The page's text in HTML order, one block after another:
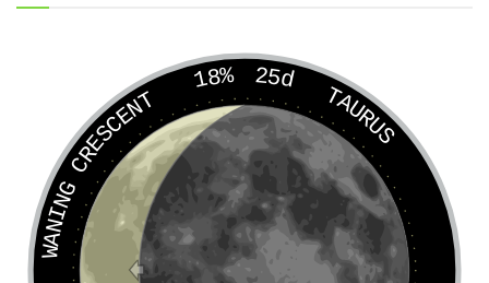
18% 25d
TAURUS
WANING CRESCENT